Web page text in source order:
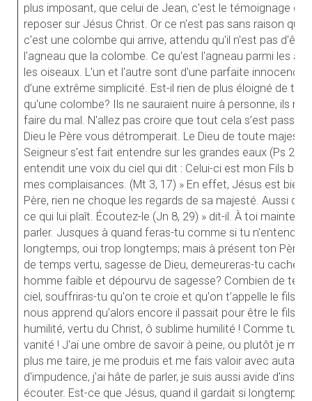
plus imposant, que celui de Jean, c'est le témoignage de
reposer sur Jésus Christ. Or ce n'est pas sans raison que
c'est une colombe qui arrive, attendu qu'il n'est pas
l'agneau que la colombe. Ce qu'est l'agneau parmi les
les oiseaux. L'un et l'autre sont d'une parfaite
d’une extrême simplicité. Est-il rien de plus éloigné de
qu'une colombe? Ils ne sauraient nuire à personne, ils
faire du mal. N'allez pas croire que tout cela s’est passé
Dieu le Père vous détromperait. Le Dieu de toute
Seigneur s'est fait entendre sur les grandes eaux (Ps 28,
entendit une voix du ciel qui dit : Celui-ci est mon Fils
mes complaisances. (Mt 3, 17) » En effet, Jésus est bien
Père, rien ne choque les regards de sa majesté. Aussi
ce qui lui plaît. Écoutez-le (Jn 8, 29) » dit-il. À toi
parler. Jusques à quand feras-tu comme si tu
longtemps, oui trop longtemps; mais à présent ton Père
de temps vertu, sagesse de Dieu, demeureras-tu cachée
homme faible et dépourvu de sagesse? Combien de
ciel, souffriras-tu qu'on te croie et qu'on t’appelle le fils
nous apprend qu'alors encore il passait pour être le fils
humilité, vertu du Christ, ô sublime humilité ! Comme tu
vanité ! J'ai une ombre de savoir à peine, ou plutôt je me
plus me taire, je me produis et me fais valoir avec autant
d'impudence, j'ai hâte de parler, je suis aussi avide
écouter. Est-ce que Jésus, quand il gardait si longtemps